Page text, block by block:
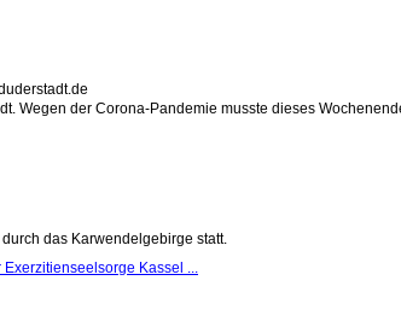
Wegen der Corona-Pandemie musste dieses
das Karwendelgebirge statt.
Kassel ...